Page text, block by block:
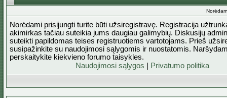
Norėdami prisijungti turite būti užsiregistravę. Registracija
akimirkas tačiau suteikia jums daugiau galimybių. Diskusijų
suteikti papildomas teises registruotiems vartotojams. Prieš
susipažinkite su naudojimosi sąlygomis ir nuostatomis.
perskaitykite kiekvieno forumo taisykles.
Naudojimosi sąlygos
Privatumo politika